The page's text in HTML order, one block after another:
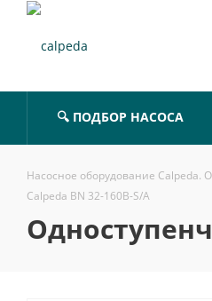
🔍 ПОДБОР НАСОСА
Насосное оборудование Calpeda.
Calpeda BN 32-160B-S/A